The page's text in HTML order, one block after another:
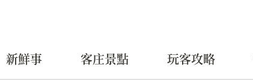
新鮮事 客庄景點 玩客攻略